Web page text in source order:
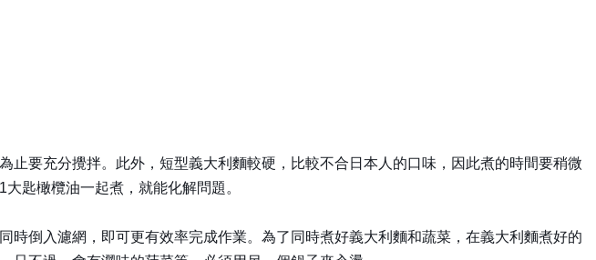
要充分攪拌。此外，短型義大利麵較硬，比較不合日本人的口味，因此煮的時間要稍微
匙橄欖油一起煮，就能化解問題。
倒入濾網，即可更有效率完成作業。為了同時煮好義大利麵和蔬菜，在義大利麵煮好的